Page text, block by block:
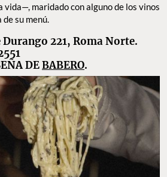
vida—, maridado con alguno de los vinos
su menú.
221, Roma Norte.
DEBABERO.